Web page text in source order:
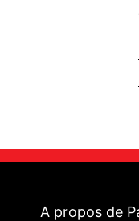
A propos de